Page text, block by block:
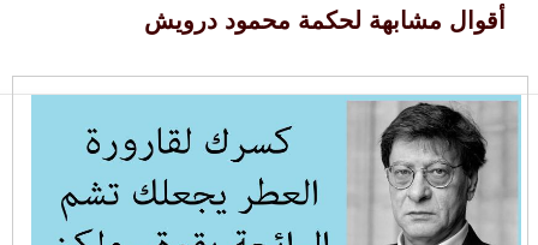
أقوال مشابهة لحكمة محمود درويش